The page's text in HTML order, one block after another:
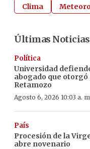
Clima
Últimas Noticias
Política
Universidad
abogado que
Retamozo
Agosto 6, 2026 10:03 a.
País
Procesión de la
abre novenario